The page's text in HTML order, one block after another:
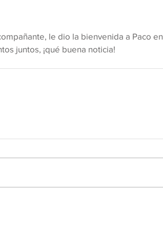
le dio la bienvenida a Paco en
juntos, ¡qué buena noticia!